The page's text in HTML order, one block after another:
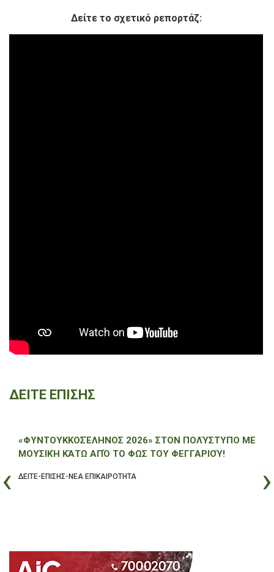
Δείτε το σχετικό ρεπορτάζ:
ΔΕΙΤΕ ΕΠΙΣΗΣ
«ΦΥΝΤΟΥΚΚΟΣΈΛΗΝΟΣ 2026» ΣΤΟΝ ΠΟΛΎΣΤΥΠΟ ΜΕ
ΜΟΥΣΙΚΉ ΚΆΤΩ ΑΠΌ ΤΟ ΦΩΣ ΤΟΥ ΦΕΓΓΑΡΙΟΎ!
ΔΕΙΤΕ-ΕΠΙΣΗΣ-ΝΕΑ ΕΠΙΚΑΙΡΟΤΗΤΑ
‹ ›